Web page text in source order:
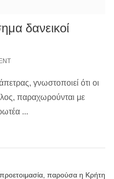
δανεικοί
γνωστοποιεί ότι οι
παραχωρούνται με
...